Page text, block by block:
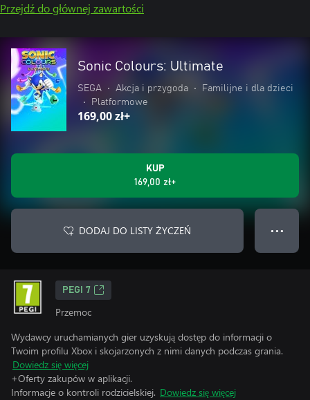
Przejdź do głównej zawartości
Sonic Colours: Ultimate
SEGA • Akcja i przygoda •
Familijne i dla dzieci
•
Platformowe
169,00 zł+
KUP
169,00 zł+
DODAJ DO LISTY ŻYCZEŃ ● ● ●
PEGI 7
Przemoc
Wydawcy uruchamianych gier uzyskują dostęp do informacji o
Twoim profilu Xbox i skojarzonych z nimi danych podczas grania.
Dowiedz się więcej
+Oferty zakupów w aplikacji.
Informacje o kontroli rodzicielskiej. Dowiedz się więcej